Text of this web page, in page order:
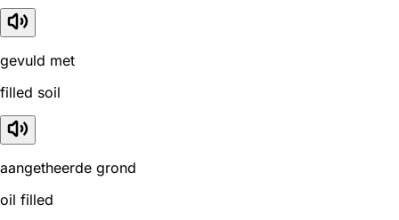
gevuld met
filled soil
aangetheerde grond
oil filled